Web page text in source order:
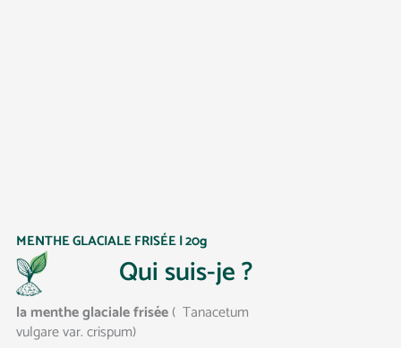
MENTHE GLACIALE FRISÉE | 20g
Qui suis-je ?
la menthe glaciale frisée( Tanacetum
vulgare var. crispum)